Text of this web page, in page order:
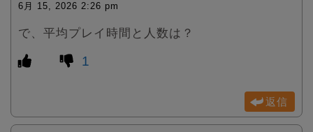
6月 15, 2026 2:26 pm
で、平均プレイ時間と人数は？
1
返信